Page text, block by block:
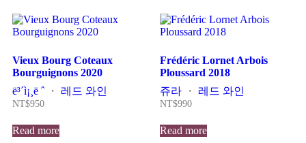
Vieux Bourg Coteaux
Bourguignons 2020
ë³´ì¡¸ë ˆ・ 레드 와인
NT$950
Read more
Frédéric Lornet Arbois
Ploussard 2018
쥬라 ・ 레드 와인
NT$990
Read more